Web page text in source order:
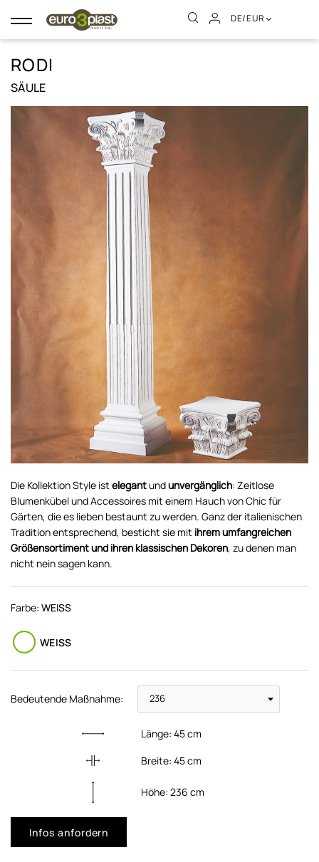
Umschalten
der
DE/EUR
RODI
SÄULE
Die Kollektion Style ist elegantundunvergänglich: Zeitlose
Blumenkübel und Accessoires mit einem Hauch von Chic für
Gärten, die es lieben bestaunt zu werden. Ganz der italienischen
Tradition entsprechend, besticht sie mit ihrem umfangreichen
Größensortiment und ihren klassischen Dekoren, zu denen man
nicht nein sagen kann.
Farbe: WEISS
WEISS
Bedeutende Maßnahme:
Länge:45cm
Breite:45cm
Höhe:236 cm
Infos anfordern